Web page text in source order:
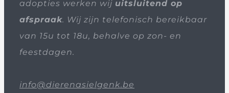
adopties werken wij uitsluitend op
afspraak. Wij zijn telefonisch bereikbaar
van 15u tot 18u, behalve op zon- en
feestdagen.
info@dierenasielgenk.be